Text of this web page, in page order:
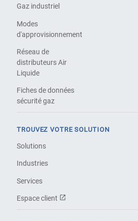
Gaz industriel
Modes
d'approvisionnement
Réseau de
distributeurs Air
Liquide
Fiches de données
sécurité gaz
TROUVEZ VOTRE SOLUTION
Solutions
Industries
Services
Espace client